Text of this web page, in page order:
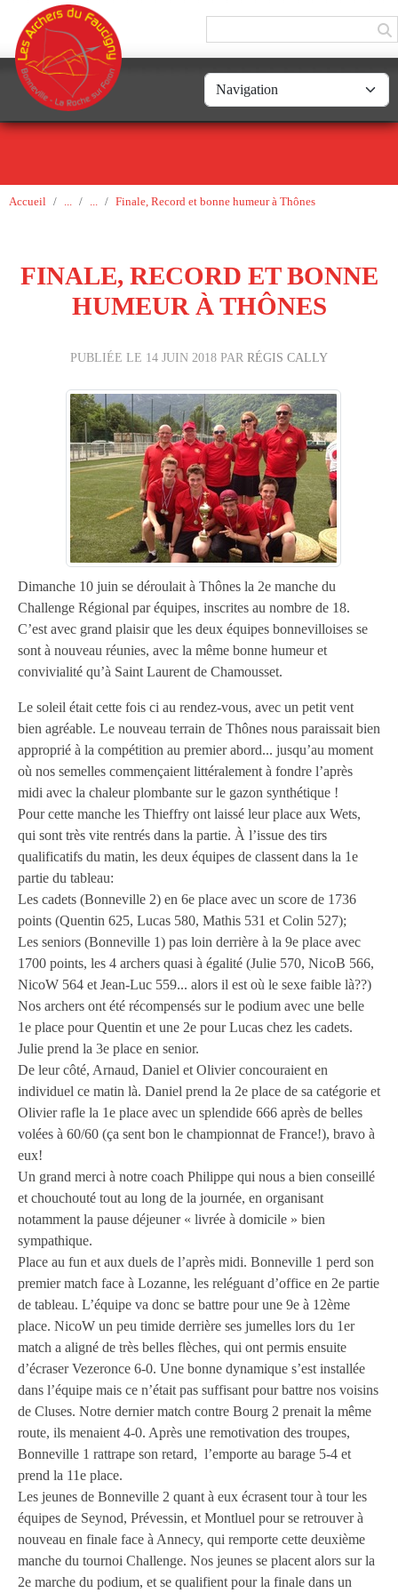
Accueil Finale, Record et bonne humeur à Thônes
FINALE, RECORD ET BONNE
HUMEUR À THÔNES
PUBLIÉE LE 14 JUIN 2018 PAR RÉGIS CALLY
Dimanche 10 juin se déroulait à Thônes la 2e manche du
Challenge Régional par équipes, inscrites au nombre de 18.
C’est avec grand plaisir que les deux équipes bonnevilloises se
sont à nouveau réunies, avec la même bonne humeur et
convivialité qu’à Saint Laurent de Chamousset.
Le soleil était cette fois ci au rendez-vous, avec un petit vent
bien agréable. Le nouveau terrain de Thônes nous paraissait bien
approprié à la compétition au premier abord... jusqu’au moment
où nos semelles commençaient littéralement à fondre l’après
midi avec la chaleur plombante sur le gazon synthétique !
Pour cette manche les Thieffry ont laissé leur place aux Wets,
qui sont très vite rentrés dans la partie. À l’issue des tirs
qualificatifs du matin, les deux équipes de classent dans la 1e
partie du tableau:
Les cadets (Bonneville 2) en 6e place avec un score de 1736
points (Quentin 625, Lucas 580, Mathis 531 et Colin 527);
Les seniors (Bonneville 1) pas loin derrière à la 9e place avec
1700 points, les 4 archers quasi à égalité (Julie 570, NicoB 566,
NicoW 564 et Jean-Luc 559... alors il est où le sexe faible là??)
Nos archers ont été récompensés sur le podium avec une belle
1e place pour Quentin et une 2e pour Lucas chez les cadets.
Julie prend la 3e place en senior.
De leur côté, Arnaud, Daniel et Olivier concouraient en
individuel ce matin là. Daniel prend la 2e place de sa catégorie et
Olivier rafle la 1e place avec un splendide 666 après de belles
volées à 60/60 (ça sent bon le championnat de France!), bravo à
eux!
Un grand merci à notre coach Philippe qui nous a bien conseillé
et chouchouté tout au long de la journée, en organisant
notamment la pause déjeuner « livrée à domicile » bien
sympathique.
Place au fun et aux duels de l’après midi. Bonneville 1 perd son
premier match face à Lozanne, les reléguant d’office en 2e partie
de tableau. L’équipe va donc se battre pour une 9e à 12ème
place. NicoW un peu timide derrière ses jumelles lors du 1er
match a aligné de très belles flèches, qui ont permis ensuite
d’écraser Vezeronce 6-0. Une bonne dynamique s’est installée
dans l’équipe mais ce n’était pas suffisant pour battre nos voisins
de Cluses. Notre dernier match contre Bourg 2 prenait la même
route, ils menaient 4-0. Après une remotivation des troupes,
Bonneville 1 rattrape son retard, l’emporte au barage 5-4 et
prend la 11e place.
Les jeunes de Bonneville 2 quant à eux écrasent tour à tour les
équipes de Seynod, Prévessin, et Montluel pour se retrouver à
nouveau en finale face à Annecy, qui remporte cette deuxième
manche du tournoi Challenge. Nos jeunes se placent alors sur la
2e marche du podium, et se qualifient pour la finale dans un
Panneau de gestion des cookies